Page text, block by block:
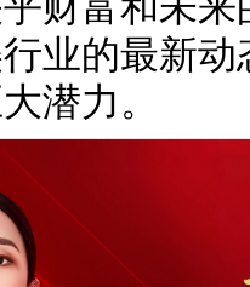
业的最新
潜力。